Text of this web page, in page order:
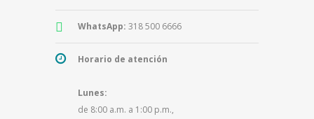
WhatsApp: 318 500 6666
Horario de atención
Lunes:
de 8:00 a.m. a 1:00 p.m.,